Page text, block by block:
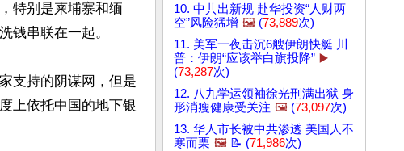
特别是柬埔寨和缅
钱串联在一起。
支持的阴谋网，但是
上依托中国的地下银
10. 中共出新规 赴华投资“人财两
空”风险猛增 🖼️ (73,889次)
11. 美军一夜击沉6艘伊朗快艇 川
普：伊朗“应该举白旗投降” ▶️
(73,287次)
12. 八九学运领袖徐光刑满出狱 身
形消瘦健康受关注 🖼️ (73,097次)
13. 华人市长被中共渗透 美国人不
寒而栗 🖼️ 📝 (71,986次)